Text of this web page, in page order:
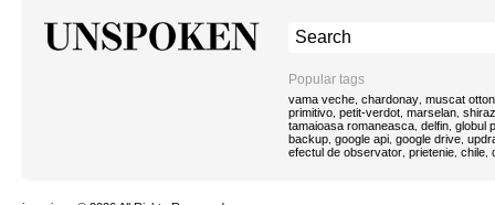
Popular tags
vama veche, chardonay, muscat
primitivo, petit-verdot, marselan, shiraz
tamaioasa romaneasca, delfin, globul
backup, google api, google drive,
efectul de observator, prietenie, chile,